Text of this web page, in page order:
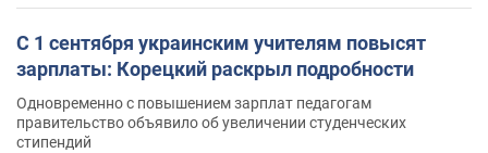
С 1 сентября украинским учителям повысят
зарплаты: Корецкий раскрыл подробности
Одновременно с повышением зарплат педагогам
правительство объявило об увеличении студенческих
стипендий